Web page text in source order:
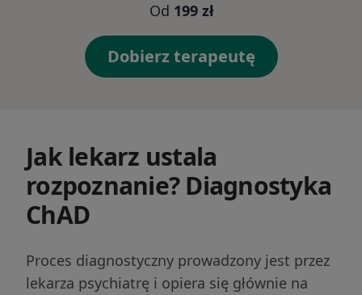
Od 199 zł
Dobierz terapeutę
Jak lekarz ustala
rozpoznanie? Diagnostyka
ChAD
Proces diagnostyczny prowadzony jest przez
lekarza psychiatrę i opiera się głównie na